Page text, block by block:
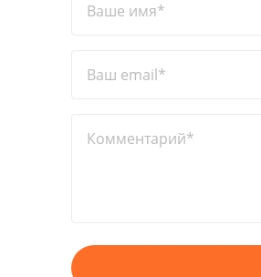
Ваше имя*
Ваш email*
Комментарий*